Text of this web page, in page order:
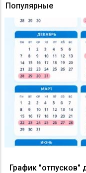
Популярные
График "отпусков"